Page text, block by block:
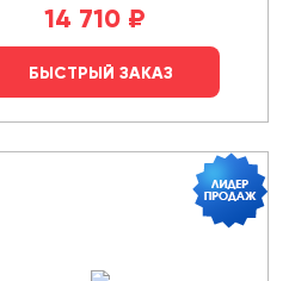
14 710 ₽
БЫСТРЫЙ ЗАКАЗ